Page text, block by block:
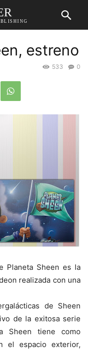
estreno
0
533
Planeta Sheen es la
realizada con una
de Sheen
de la exitosa serie
Sheen tiene como
el espacio exterior,